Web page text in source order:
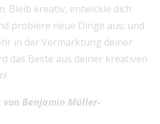
Bleib kreativ, entwickle dich
probiere neue Dinge aus; und
in der Vermarktung deiner
das Beste aus deiner kreativen
von Benjamin Müller-